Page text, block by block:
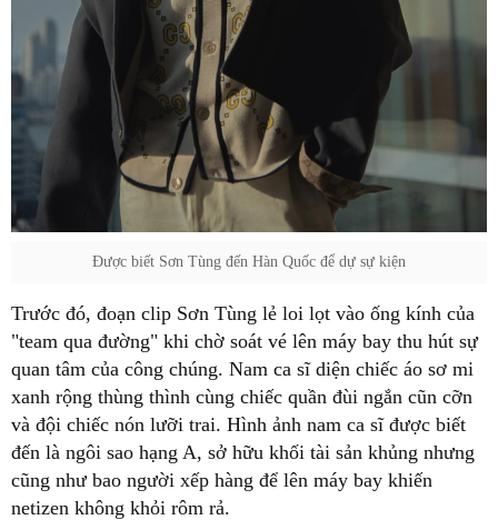
Được biết Sơn Tùng đến Hàn Quốc để dự sự kiện
Trước đó, đoạn clip Sơn Tùng lẻ loi lọt vào ống kính của
"team qua đường" khi chờ soát vé lên máy bay thu hút sự
quan tâm của công chúng. Nam ca sĩ diện chiếc áo sơ mi
xanh rộng thùng thình cùng chiếc quần đùi ngắn cũn cỡn
và đội chiếc nón lưỡi trai. Hình ảnh nam ca sĩ được biết
đến là ngôi sao hạng A, sở hữu khối tài sản khủng nhưng
cũng như bao người xếp hàng để lên máy bay khiến
netizen không khỏi rôm rả.